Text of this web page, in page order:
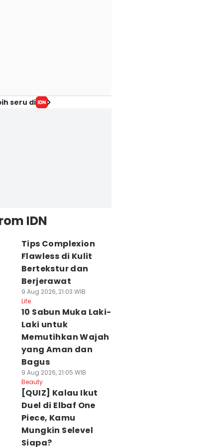
seru di
IDN
Tips Complexion
Flawless di Kulit
Bertekstur dan
Berjerawat
9 Aug 2026, 21:03 WIB
Life
10 Sabun Muka Laki-
Laki untuk
Memutihkan Wajah
yang Aman dan
Bagus
9 Aug 2026, 21:05 WIB
Beauty
[QUIZ] Kalau Ikut
Duel di Elbaf One
Piece, Kamu
Mungkin Selevel
Siapa?